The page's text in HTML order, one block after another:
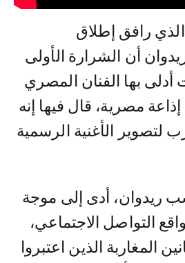
رافق إطلاق
أن الشرارة الأولى
أدلى بها الفنان المصري
مصرية، قال فيها إنه
لتصوير الأغنية الرسمية
ريدوان، أدى إلى موجة
التواصل الاجتماعي،
المغاربة الذين اعتبروا